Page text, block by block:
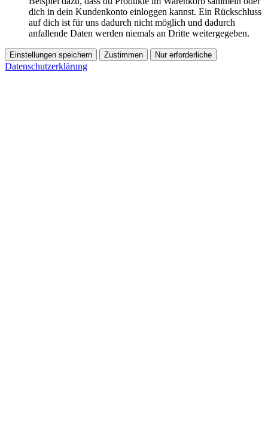
dich in dein Kundenkonto einloggen kannst. Ein Rückschluss
auf dich ist für uns dadurch nicht möglich und dadurch
anfallende Daten werden niemals an Dritte weitergegeben.
Einstellungen speichern Zustimmen Nur erforderliche
Datenschutzerklärung